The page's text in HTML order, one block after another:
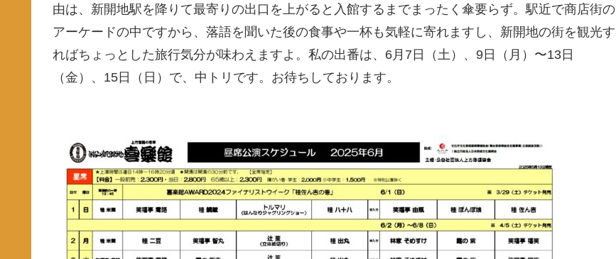
由は、新開地駅を降りて最寄りの出口を上がると入館するまでまったく傘要らず。駅近で商店街の
アーケードの中ですから、落語を聞いた後の食事や一杯も気軽に寄れますし、新開地の街を観光す
ればちょっとした旅行気分が味わえますよ。私の出番は、6月7日（土）、9日（月）〜13日
（金）、15日（日）で、中トリです。お待ちしております。